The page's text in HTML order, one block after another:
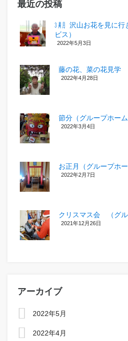
最近の投稿
㋂㋃、沢山お花を見に
ビス）
2022年5月3日
藤の花、菜の花見学
2022年4月28日
節分（グループホーム
2022年3月4日
お正月（グループホー
2022年2月7日
クリスマス会 （グル
2021年12月26日
アーカイブ
2022年5月
2022年4月